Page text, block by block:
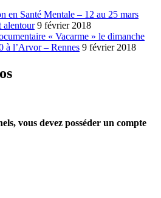
en Santé Mentale – 12 au 25 mars
alentour 9 février 2018
« Vacarme » le dimanche
à l’Arvor – Rennes 9 février 2018
vous devez posséder un compte